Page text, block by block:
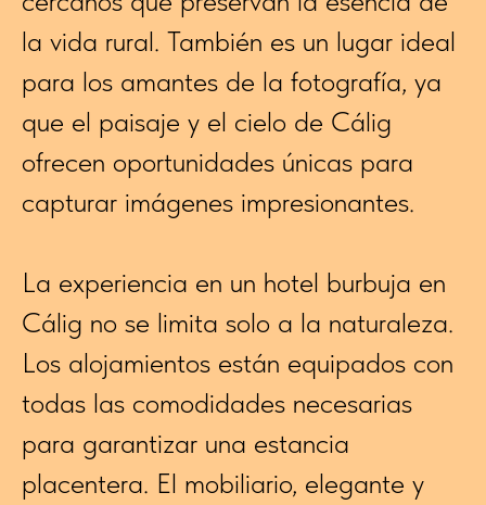
la vida rural. También es un lugar ideal
para los amantes de la fotografía, ya
que el paisaje y el cielo de Cálig
ofrecen oportunidades únicas para
capturar imágenes impresionantes.
La experiencia en un hotel burbuja en
Cálig no se limita solo a la naturaleza.
Los alojamientos están equipados con
todas las comodidades necesarias
para garantizar una estancia
placentera. El mobiliario, elegante y